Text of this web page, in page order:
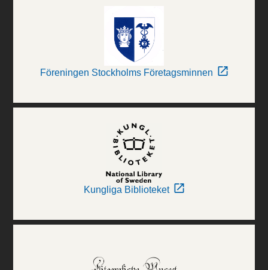
Föreningen Stockholms Företagsminnen
Kungliga Biblioteket